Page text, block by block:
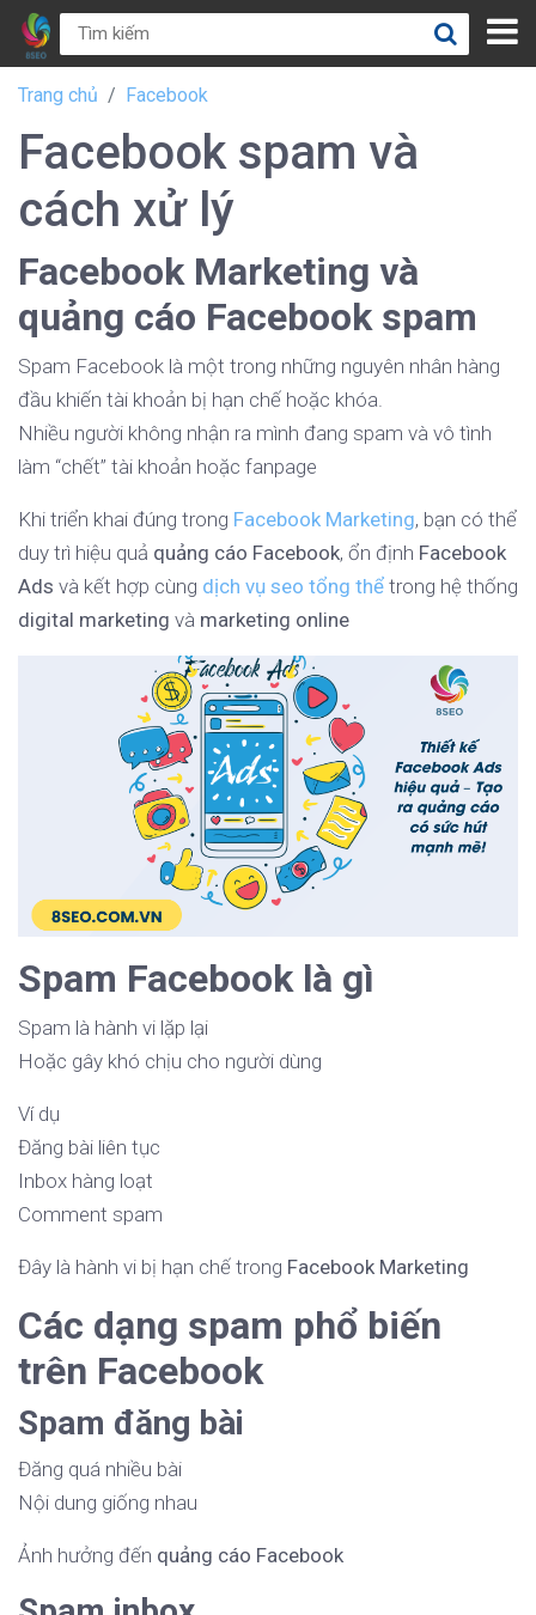
Trang chủ Facebook
Facebook spam và
cách xử lý
Facebook Marketing và
quảng cáo Facebook spam
Spam Facebook là một trong những nguyên nhân hàng
đầu khiến tài khoản bị hạn chế hoặc khóa.
Nhiều người không nhận ra mình đang spam và vô tình
làm “chết” tài khoản hoặc fanpage
Khi triển khai đúng trong Facebook Marketing, bạn có thể
duy trì hiệu quả quảng cáo Facebook, ổn định Facebook
Ads và kết hợp cùng dịch vụ seo tổng thể trong hệ thống
digital marketing và marketing online
Spam Facebook là gì
Spam là hành vi lặp lại
Hoặc gây khó chịu cho người dùng
Ví dụ
Đăng bài liên tục
Inbox hàng loạt
Comment spam
Đây là hành vi bị hạn chế trong Facebook Marketing
Các dạng spam phổ biến
trên Facebook
Spam đăng bài
Đăng quá nhiều bài
Nội dung giống nhau
Ảnh hưởng đến quảng cáo Facebook